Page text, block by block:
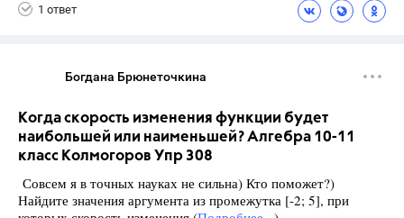
1 ответ
Богдана Брюнеточкина
Когда скорость изменения функции будет
наибольшей или наименьшей? Алгебра 10-11
класс Колмогоров Упр 308
Совсем я в точных науках не сильна) Кто поможет?)
Найдите значения аргумента из промежутка [-2; 5], при